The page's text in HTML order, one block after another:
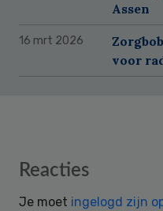
Assen
16 mrt 2026
voor
Reader
Reacties
Je moet ingelogd zijn